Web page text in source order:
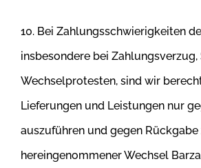
10. Bei Zahlungsschwierigkeiten
insbesondere bei
Wechselprotesten, sind wir
Lieferungen und Leistungen nur
auszuführen und gegen
hereingenommener Wechsel